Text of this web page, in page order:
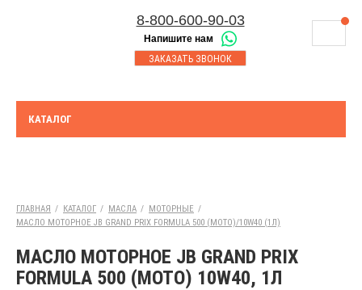
8-800-600-90-03
Напишите нам
ЗАКАЗАТЬ ЗВОНОК
Корзина
ОПЛАТА
ЮРИДИЧЕСКИМ ЛИЦАМ
КОНТАКТЫ
АКЦИИ
8-843-230-17-45
Казань
Набережные Челны
КАТАЛОГ
ГЛАВНАЯ / КАТАЛОГ / МАСЛА / МОТОРНЫЕ /
МАСЛО МОТОРНОЕ JB GRAND PRIX FORMULA 500 (МОТО)/10W40 (1Л)
МАСЛО МОТОРНОЕ JB GRAND PRIX
FORMULA 500 (МОТО) 10W40, 1Л